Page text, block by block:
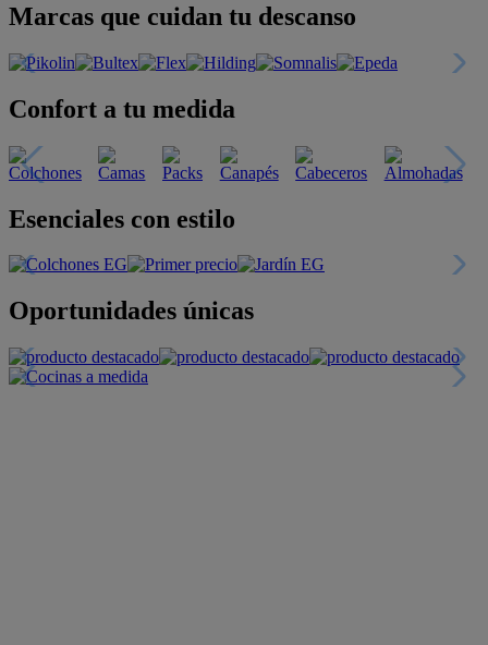
Marcas que cuidan tu descanso
Confort a tu medida
Esenciales con estilo
Oportunidades únicas